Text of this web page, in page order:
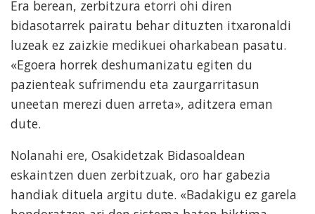
Era berean, zerbitzura etorri ohi diren
bidasotarrek pairatu behar dituzten itxaronaldi
luzeak ez zaizkie medikuei oharkabean pasatu.
«Egoera horrek deshumanizatu egiten du
pazienteak sufrimendu eta zaurgarritasun
uneetan merezi duen arreta», aditzera eman
dute.
Nolanahi ere, Osakidetzak Bidasoaldean
eskaintzen duen zerbitzuak, oro har gabezia
handiak dituela argitu dute. «Badakigu ez garela